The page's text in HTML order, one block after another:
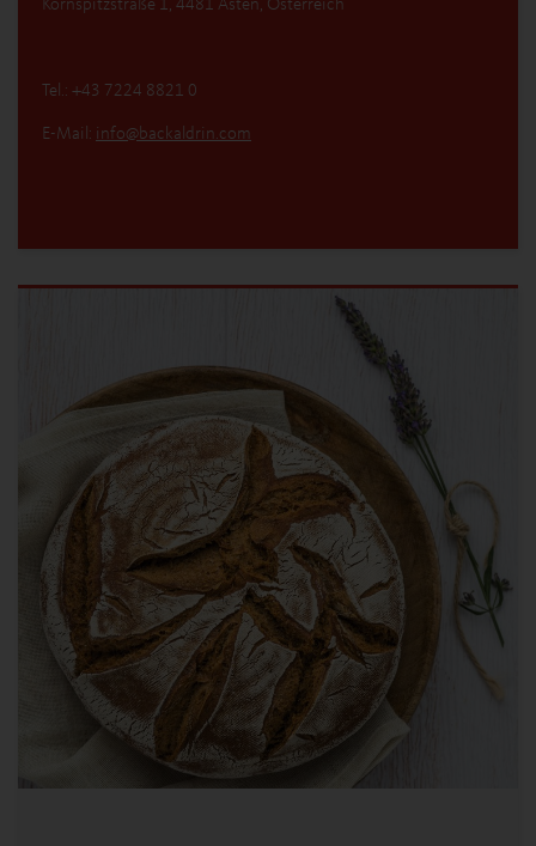
Kornspitzstraße 1, 4481 Asten, Österreich
Tel.: +43 7224 8821 0
E-Mail: info@backaldrin.com